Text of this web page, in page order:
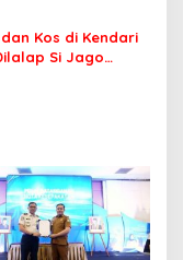
Kos di Kendari
Si Jago